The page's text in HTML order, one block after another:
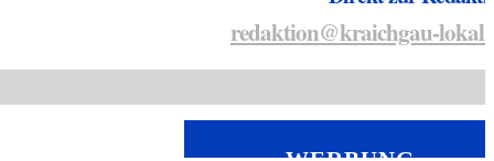
redaktion@kraichgau-